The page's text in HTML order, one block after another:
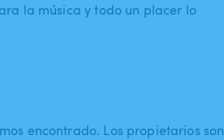
la música y todo un placer lo
encontrado. Los propietarios son